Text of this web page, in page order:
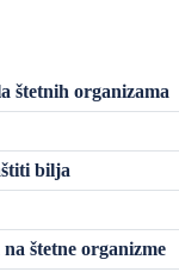
štetnih organizama
bilja
štetne organizme